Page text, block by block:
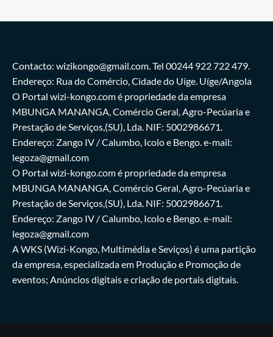
Contacto: wizikongo@gmail.com. Tel 00244 922 722 479.
Endereço: Rua do Comércio, Cidade do Uíge. Uíge/Angola
O Portal wizi-kongo.com é propriedade da empresa
MBUNGA MANANGA, Comércio Geral, Agro-Pecúaria e
Prestação de Serviços,(SU), Lda. NIF: 5002986671.
Endereço: Zango IV / Calumbo, Icolo e Bengo. e-mail:
legoza@gmail.com
O Portal wizi-kongo.com é propriedade da empresa
MBUNGA MANANGA, Comércio Geral, Agro-Pecúaria e
Prestação de Serviços,(SU), Lda. NIF: 5002986671.
Endereço: Zango IV / Calumbo, Icolo e Bengo. e-mail:
legoza@gmail.com
A WKS (Wizi-Kongo, Multimédia e Seviços) é uma partição
da empresa, especializada em Produção e Promoção de
eventos; Anúncios digitais e criação de portais digitais.